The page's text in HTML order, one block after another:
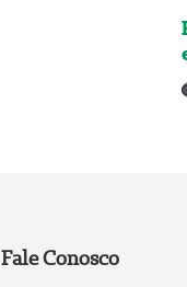
Fale Conosco